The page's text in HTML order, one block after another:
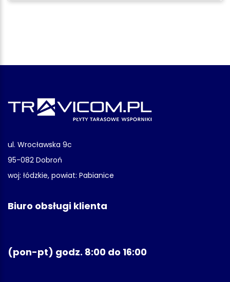
ul. Wrocławska 9c
95-082 Dobroń
woj: łódzkie, powiat: Pabianice
Biuro obsługi klienta
(pon-pt) godz. 8:00 do 16:00